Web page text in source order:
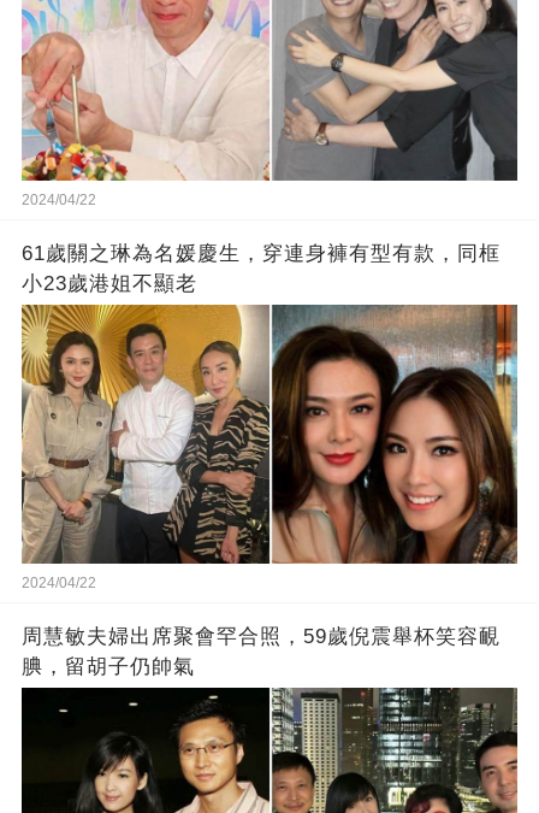
2024/04/22
61歲關之琳為名媛慶生，穿連身褲有型有款，同框
小23歲港姐不顯老
2024/04/22
周慧敏夫婦出席聚會罕合照，59歲倪震舉杯笑容靦
腆，留胡子仍帥氣